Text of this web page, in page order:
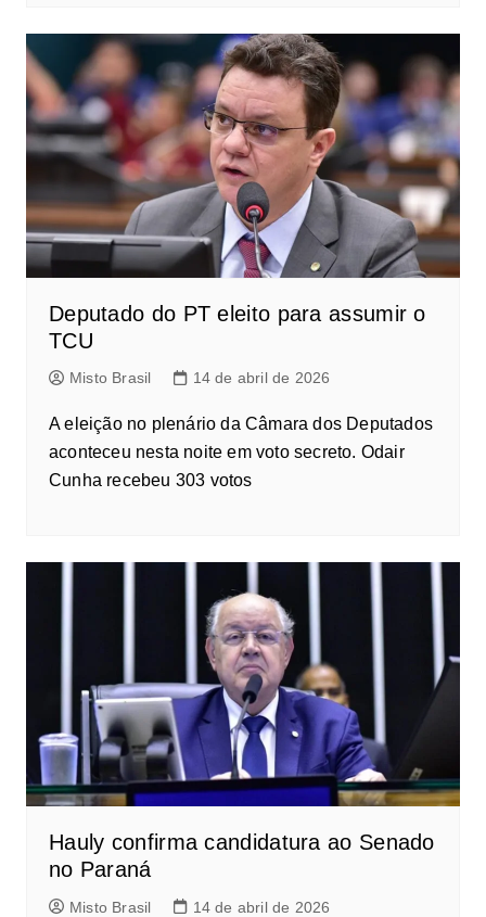
Deputado do PT eleito para assumir o
TCU
Misto Brasil 14 de abril de 2026
A eleição no plenário da Câmara dos Deputados
aconteceu nesta noite em voto secreto. Odair
Cunha recebeu 303 votos
Hauly confirma candidatura ao Senado
no Paraná
Misto Brasil 14 de abril de 2026